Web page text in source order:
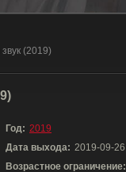
звук (2019)
Год: 2019
Дата выхода: 2019-09-26
Возрастное ограничение: